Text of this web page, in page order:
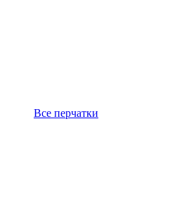
Все перчатки